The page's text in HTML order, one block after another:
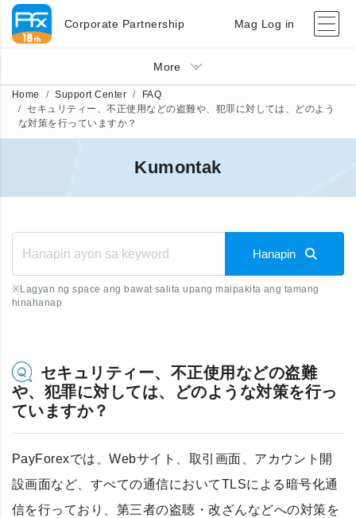
Corporate Partnership Mag Log in
More
Home Support Center
FAQ
セキュリティー、不正使用などの盗難や、犯罪に対しては、どのよう
な対策を行っていますか？
Kumontak
Hanapin
※Lagyan ng space ang bawat salita upang maipakita ang tamang
hinahanap
セキュリティー、不正使用などの盗難
や、犯罪に対しては、どのような対策を行っ
ていますか？
PayForexでは、Webサイト、取引画面、アカウント開
設画面など、すべての通信においてTLSによる暗号化通
信を行っており、第三者の盗聴・改ざんなどへの対策を